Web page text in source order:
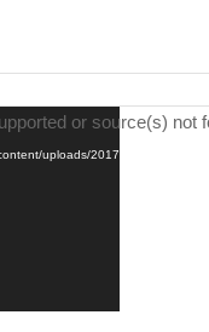
or source(s) not
uploads/2017/10/Filtri-per-